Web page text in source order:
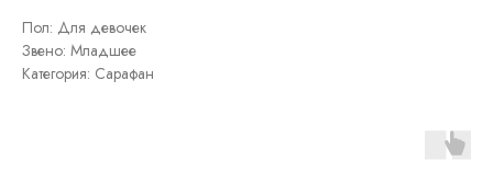
Пол: Для девочек
Звено: Младшее
Категория: Сарафан